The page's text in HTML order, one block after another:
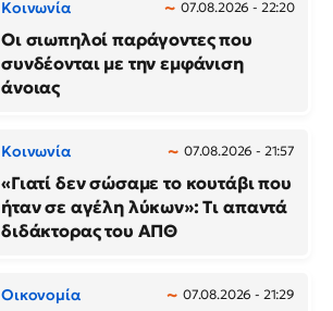
Κοινωνία 07.08.2026 - 22:20
Οι σιωπηλοί παράγοντες που
συνδέονται με την εμφάνιση
άνοιας
Κοινωνία 07.08.2026 - 21:57
«Γιατί δεν σώσαμε το κουτάβι που
ήταν σε αγέλη λύκων»: Τι απαντά
διδάκτορας του ΑΠΘ
Οικονομία 07.08.2026 - 21:29